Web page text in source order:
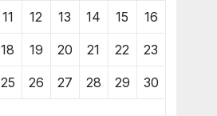
11 12 13 14 15 16
18 19 20 21 22 23
25 26 27 28 29 30